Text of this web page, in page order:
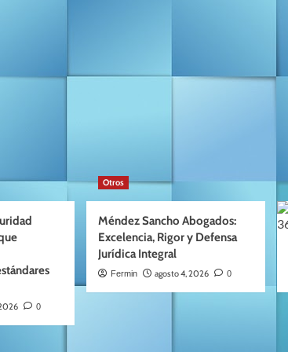
0
Otros
Méndez Sancho Abogados:
Excelencia, Rigor y Defensa
Jurídica Integral
Fermin agosto 4, 2026 0